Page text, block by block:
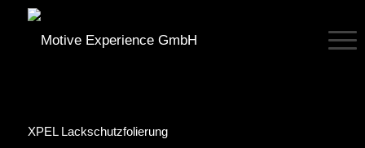
XPEL Lackschutzfolierung